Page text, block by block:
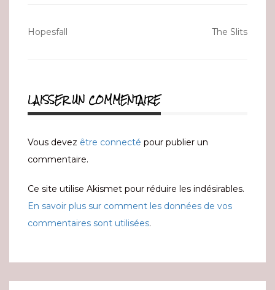
Navigation
Hopesfall The Slits
LAISSER UN COMMENTAIRE
Vous devez être connecté pour publier un
commentaire.
Ce site utilise Akismet pour réduire les indésirables.
En savoir plus sur comment les données de vos
commentaires sont utilisées.